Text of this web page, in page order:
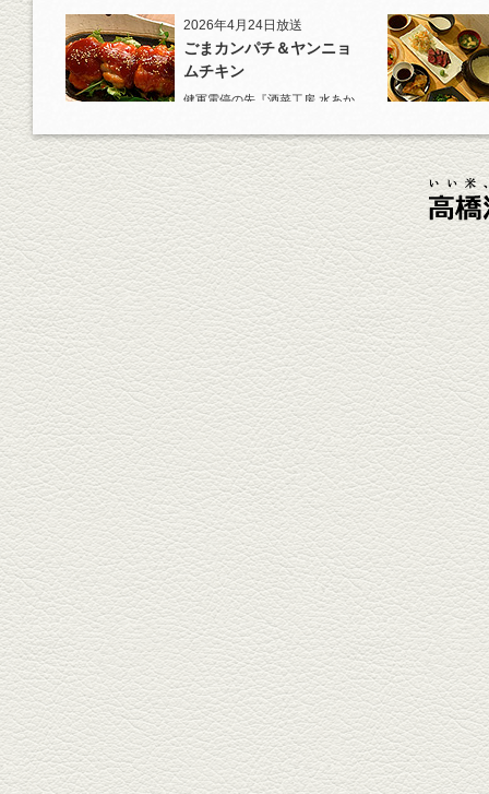
2026年4月24日放送
ごまカンパチ＆ヤンニョ
ムチキン
健軍電停の先『酒菜工房 水あか
杯！まずは『ごまカンパチ』を
肴に。
2026年4月3日放送
元祖 鶏焼売＆牛テールの
土鍋めし
健軍電停そば『湯気立つ料理』
が名物の『yuge(ゆげ)』へ。
『白岳』を使った『旨み緑茶
割』で乾杯！
2026年3月13日放送
焼鳥おまかせ８本
健軍自衛隊通り『焼鳥 菖蒲谷』
で最高級の焼鳥を味わう。『銀
しろ...
2026年2月20日放送
1000円で飲めますｾｯﾄ＆
至福のﾊﾑｶﾂ など
東区の健軍電停のそば『居酒屋
食堂いしばしさん家』は、賑や
かでお...
2026年1月30日放送
焼き餃子＆海老チリ
栄通りの路地奥、隠れ家的な店
『富富飯店 新市街酒家』へ。２
階に...
2026年1月9日放送
酢だこ＆焼ぎょうざ
健軍で人吉の有名店のぎょうざ